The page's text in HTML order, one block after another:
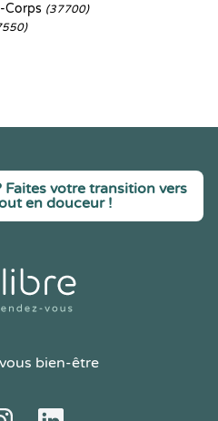
Corps (37700)
votre transition vers
en douceur !
bien-être
LinkedIn